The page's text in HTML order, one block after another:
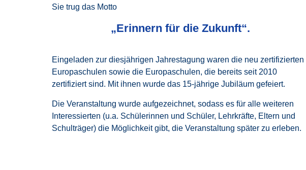
Sie trug das Motto
„Erinnern für die Zukunft“.
Eingeladen zur diesjährigen Jahrestagung waren die neu zertifizierten
Europaschulen sowie die Europaschulen, die bereits seit 2010
zertifiziert sind. Mit ihnen wurde das 15-jährige Jubiläum gefeiert.
Die Veranstaltung wurde aufgezeichnet, sodass es für alle weiteren
Interessierten (u.a. Schülerinnen und Schüler, Lehrkräfte, Eltern und
Schulträger) die Möglichkeit gibt, die Veranstaltung später zu erleben.